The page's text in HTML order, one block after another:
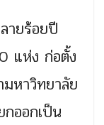
ายร้อยปี
แห่ง ก่อตั้ง
หาวิทยาลัย
กออกเป็น